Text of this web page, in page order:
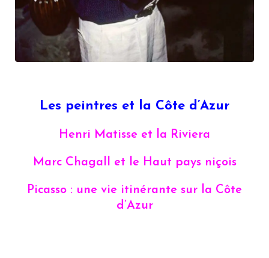
Les peintres et la Côte d’Azur
Henri Matisse et la Riviera
Marc Chagall et le Haut pays niçois
Picasso : une vie itinérante sur la Côte
d’Azur